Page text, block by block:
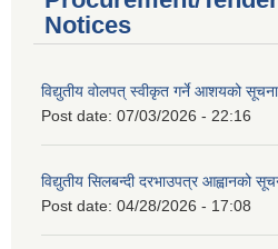
Notices
विद्युतीय वोलपत् स्वीकृत गर्ने आशयको
Post date: 07/03/2026 - 22:16
विद्युतीय सिलबन्दी दरभाउपत्र आह्वानको
Post date: 04/28/2026 - 17:08